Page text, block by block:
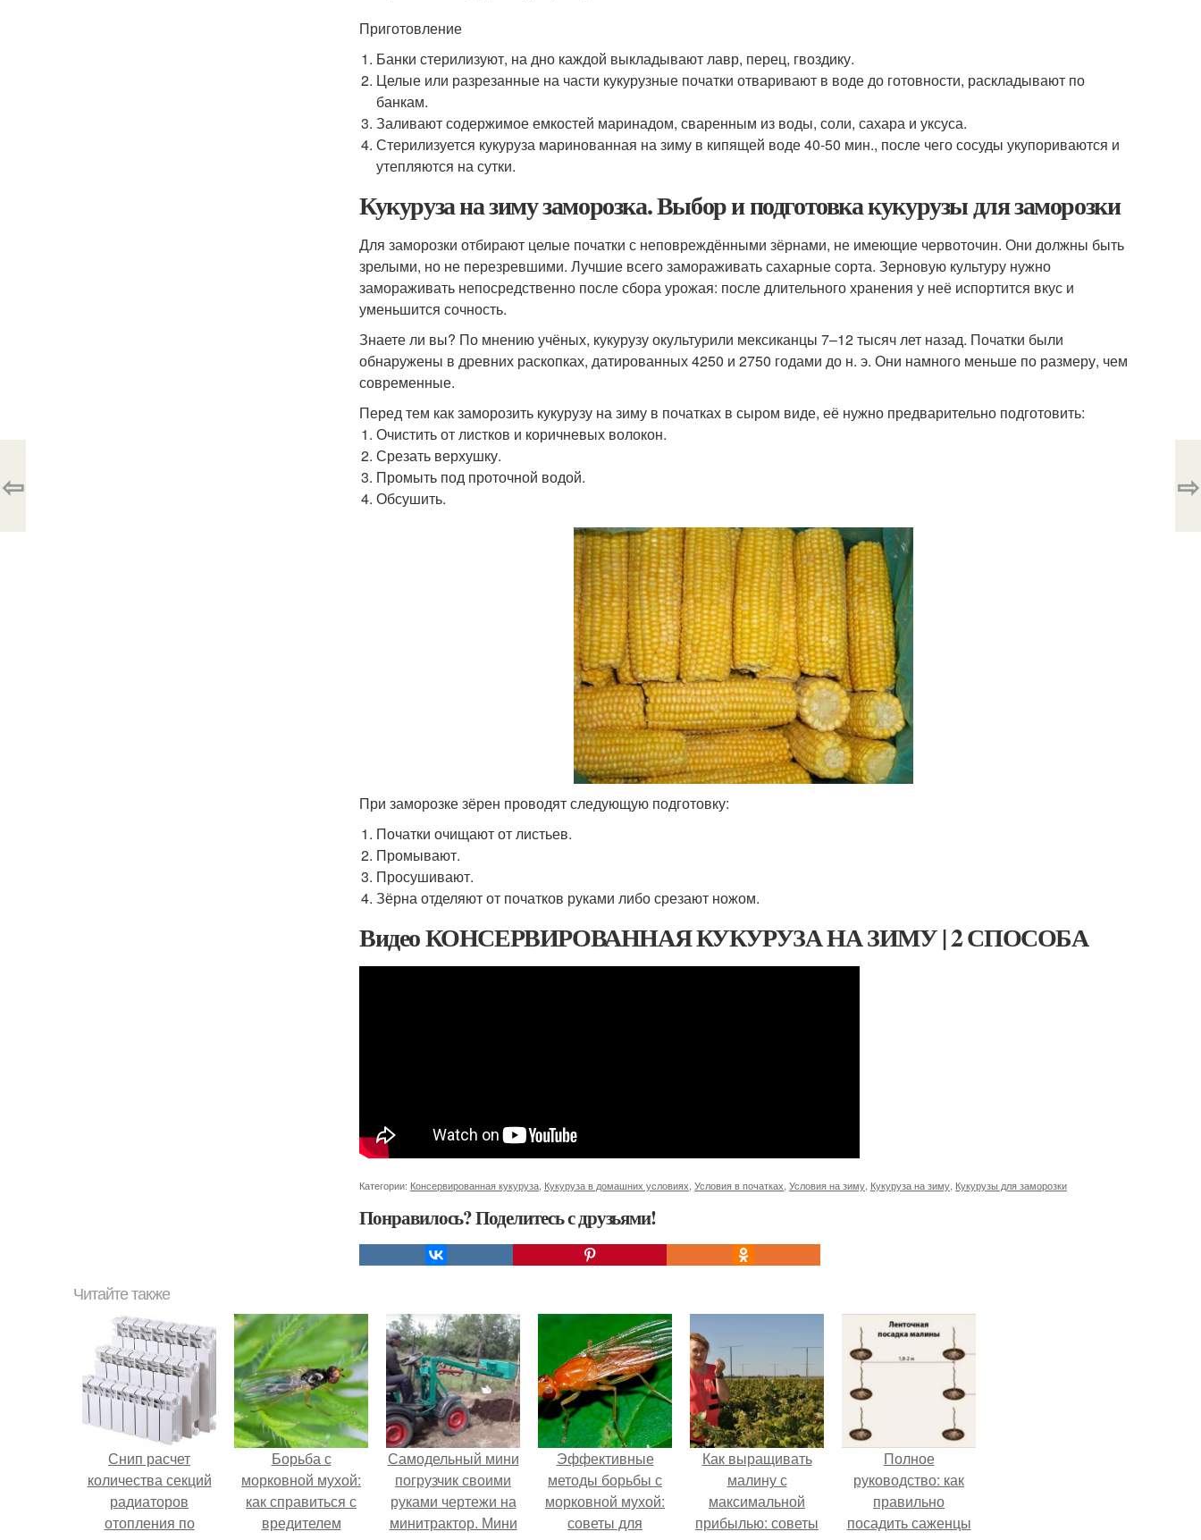
Приготовление
Банки стерилизуют, на дно каждой выкладывают лавр, перец, гвоздику.
Целые или разрезанные на части кукурузные початки отваривают в воде до готовности, раскладывают по
банкам.
Заливают содержимое емкостей маринадом, сваренным из воды, соли, сахара и уксуса.
Стерилизуется кукуруза маринованная на зиму в кипящей воде 40-50 мин., после чего сосуды укупориваются и
утепляются на сутки.
Кукуруза на зиму заморозка. Выбор и подготовка кукурузы для заморозки
Для заморозки отбирают целые початки с неповреждёнными зёрнами, не имеющие червоточин. Они должны быть
зрелыми, но не перезревшими. Лучшие всего замораживать сахарные сорта. Зерновую культуру нужно
замораживать непосредственно после сбора урожая: после длительного хранения у неё испортится вкус и
уменьшится сочность.
Знаете ли вы? По мнению учёных, кукурузу окультурили мексиканцы 7–12 тысяч лет назад. Початки были
обнаружены в древних раскопках, датированных 4250 и 2750 годами до н. э. Они намного меньше по размеру, чем
современные.
Перед тем как заморозить кукурузу на зиму в початках в сыром виде, её нужно предварительно подготовить:
Очистить от листков и коричневых волокон.
Срезать верхушку.
Промыть под проточной водой.
Обсушить.
При заморозке зёрен проводят следующую подготовку:
Початки очищают от листьев.
Промывают.
Просушивают.
Зёрна отделяют от початков руками либо срезают ножом.
Видео КОНСЕРВИРОВАННАЯ КУКУРУЗА НА ЗИМУ | 2 СПОСОБА
Категории: Консервированная кукуруза, Кукуруза в домашних условиях, Условия в початках, Условия на зиму, Кукуруза на зиму, Кукурузы для заморозки
Понравилось? Поделитесь с друзьями!
⇦ ⇨
Читайте также
Снип расчет
количества секций
радиаторов
отопления по
Борьба с
морковной мухой:
как справиться с
вредителем
Самодельный мини
погрузчик своими
руками чертежи на
минитрактор. Мини
Эффективные
методы борьбы с
морковной мухой:
советы для
Как выращивать
малину с
максимальной
прибылью: советы
Полное
руководство: как
правильно
посадить саженцы